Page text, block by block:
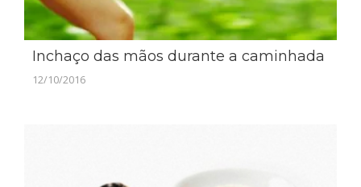
Inchaço das mãos durante a caminhada
12/10/2016